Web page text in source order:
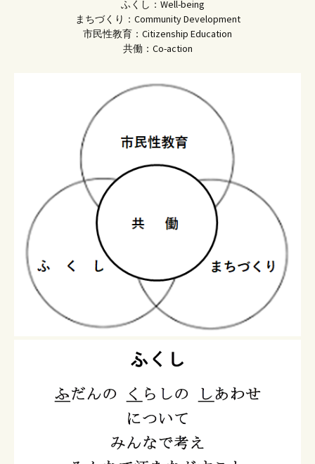
ふくし：Well-being
まちづくり：Community Development
市民性教育：Citizenship Education
共働：Co-action